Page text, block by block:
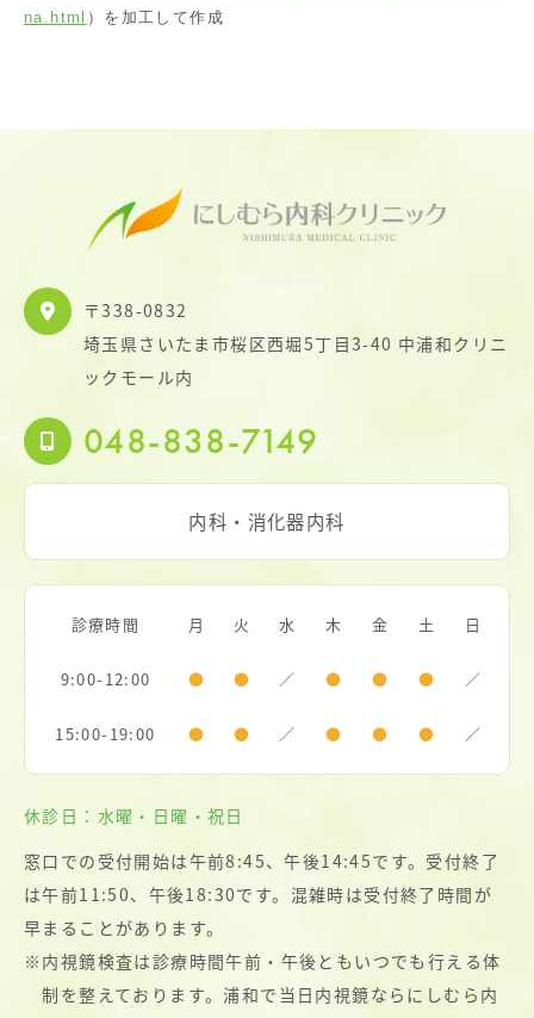
na.html ）を加工して作成
〒338-0832
埼玉県さいたま市桜区西堀5丁目3-40 中浦和クリニ
ックモール内
048-838-7149
内科・消化器内科
診療時間 月 火 水 木 金 土 日
9:00-12:00 ● ● ／ ● ● ● ／
15:00-19:00 ● ● ／ ● ● ● ／
休診日：水曜・日曜・祝日
窓口での受付開始は午前8:45、午後14:45です。受付終了
は午前11:50、午後18:30です。混雑時は受付終了時間が
早まることがあります。
※ 内視鏡検査は診療時間午前・午後ともいつでも行える体
制を整えております。浦和で当日内視鏡ならにしむら内